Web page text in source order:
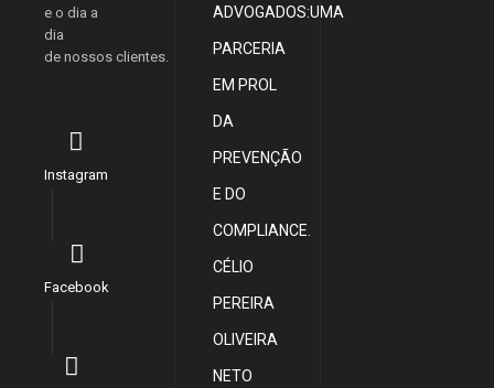
e o dia a
dia
de nossos clientes.
Instagram
Facebook
ADVOGADOS:UMA
PARCERIA
EM PROL
DA
PREVENÇÃO
E DO
COMPLIANCE.
CÉLIO
PEREIRA
OLIVEIRA
NETO